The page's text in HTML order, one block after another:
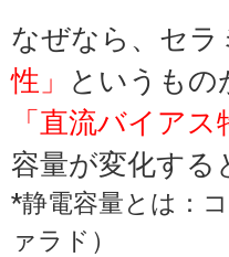
なぜなら、セ
性」
というもの
「直流バイアス
容量が変化する
*静電容量とは：
ァラド）